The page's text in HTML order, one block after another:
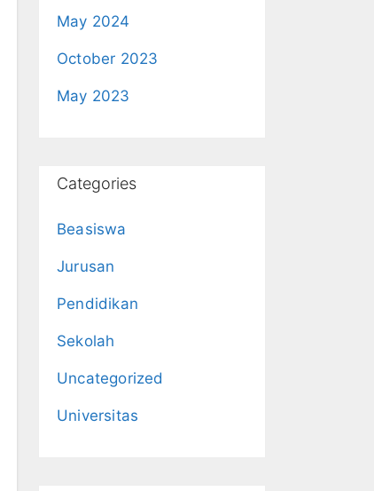
May 2024
October 2023
May 2023
Categories
Beasiswa
Jurusan
Pendidikan
Sekolah
Uncategorized
Universitas